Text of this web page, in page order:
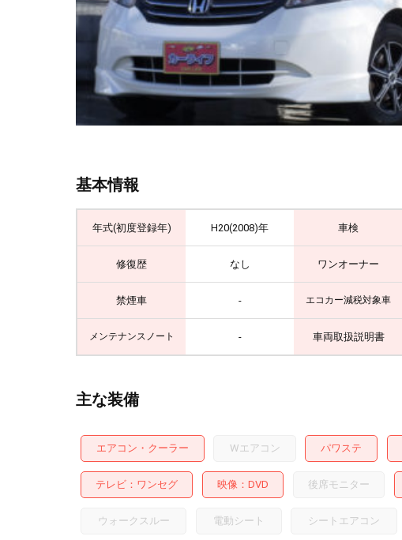
基本情報
年式(初度登録年) H20(2008)年 車検
修復歴 なし ワンオーナー
禁煙車 - エコカー減税対象車
メンテナンスノート - 車両取扱説明書
主な装備
エアコン・クーラー Wエアコン パワステ
テレビ ワンセグ 映像 DVD 後席モニター
ウォークスルー 電動シート シートエアコン